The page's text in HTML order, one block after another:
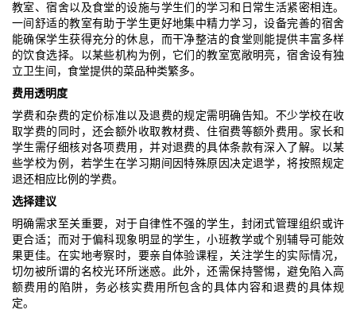
教室、宿舍以及食堂的设施与学生们的学习和日常生活紧密相连。
一间舒适的教室有助于学生更好地集中精力学习，设备完善的宿舍
能确保学生获得充分的休息，而干净整洁的食堂则能提供丰富多样
的饮食选择。以某些机构为例，它们的教室宽敞明亮，宿舍设有独
立卫生间，食堂提供的菜品种类繁多。
费用透明度
学费和杂费的定价标准以及退费的规定需明确告知。不少学校在收
取学费的同时，还会额外收取教材费、住宿费等额外费用。家长和
学生需仔细核对各项费用，并对退费的具体条款有深入了解。以某
些学校为例，若学生在学习期间因特殊原因决定退学，将按照规定
退还相应比例的学费。
选择建议
明确需求至关重要，对于自律性不强的学生，封闭式管理组织或许
更合适；而对于偏科现象明显的学生，小班教学或个别辅导可能效
果更佳。在实地考察时，要亲自体验课程，关注学生的实际情况，
切勿被所谓的名校光环所迷惑。此外，还需保持警惕，避免陷入高
额费用的陷阱，务必核实费用所包含的具体内容和退费的具体规
定。